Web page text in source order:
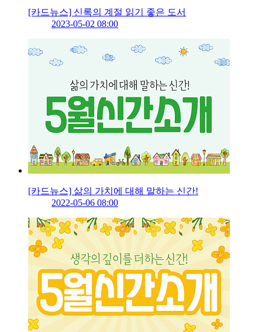
[카드뉴스] 신록의 계절 읽기 좋은 도서
2023-05-02 08:00
[카드뉴스] 삶의 가치에 대해 말하는 신간!
2022-05-06 08:00